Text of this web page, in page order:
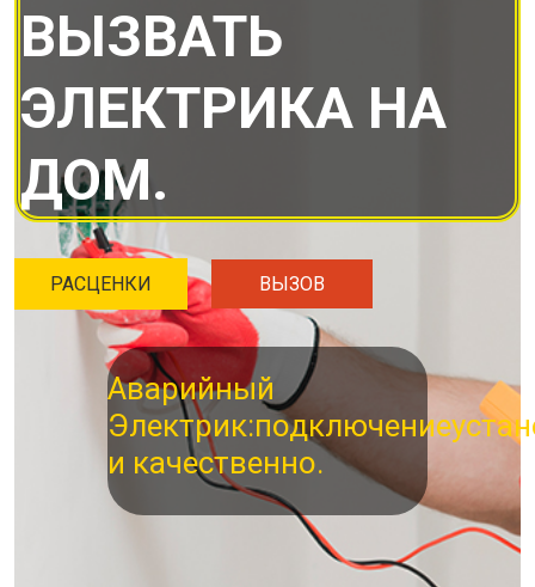
ВЫЗВАТЬ
ЭЛЕКТРИКА НА
ДОМ.
РАСЦЕНКИ ВЫЗОВ
Аварийный
Электрик:подключение
и качественно.